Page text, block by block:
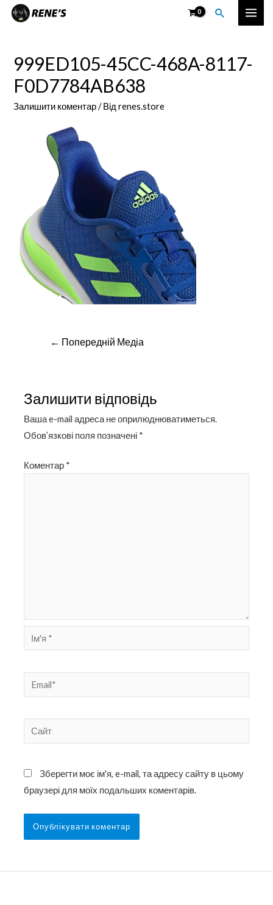
Перейти
Пошук
Main
999ED105-45CC-468A-8117-
F0D7784AB638
Залишити коментар / Відrenes.store
Навігація
← Попередній Медіа
Залишити відповідь
Ваша e-mail адреса не оприлюднюватиметься.
Обов’язкові поля позначені *
Коментар *
Ім'я
*
Email*
Сайт
Зберегти моє ім'я, e-mail, та адресу сайту в цьому
браузері для моїх подальших коментарів.